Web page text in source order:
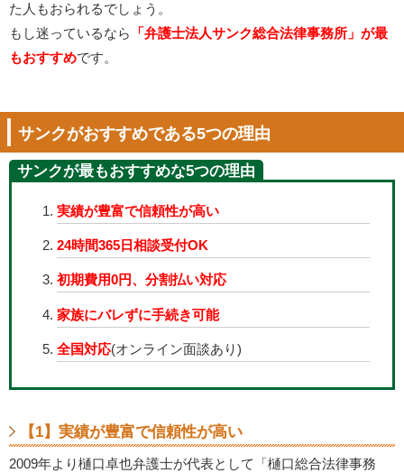
た人もおられるでしょう。
もし迷っているなら
「弁護士法人サンク総合法律事務所」が最
もおすすめです。
サンクがおすすめである5つの理由
サンクが最もおすすめな5つの理由
実績が豊富で信頼性が高い
24時間365日相談受付OK
初期費用0円、分割払い対応
家族にバレずに手続き可能
全国対応(オンライン面談あり)
【1】実績が豊富で信頼性が高い
2009年より樋口卓也弁護士が代表として「樋口総合法律事務